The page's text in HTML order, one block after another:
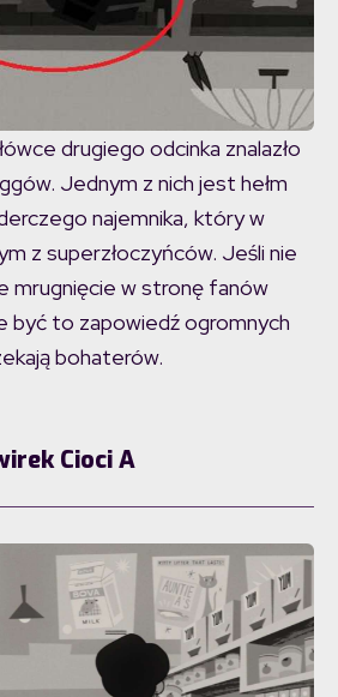
drugiego odcinka znalazło
Jednym z nich jest hełm
najemnika, który w
z superzłoczyńców. Jeśli nie
mrugnięcie w stronę fanów
być to zapowiedź ogromnych
bohaterów.
Cioci A